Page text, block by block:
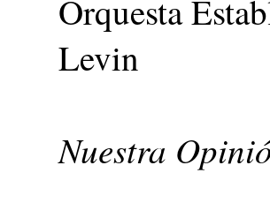
Orquesta
Levin
Nuestra